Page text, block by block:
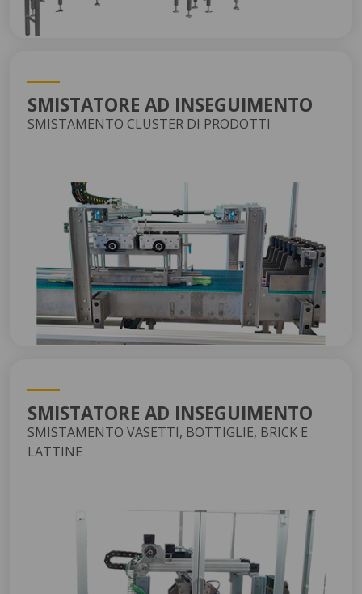
SMISTATORE AD INSEGUIMENTO
SMISTAMENTO CLUSTER DI PRODOTTI
SMISTATORE AD INSEGUIMENTO
SMISTAMENTO VASETTI, BOTTIGLIE, BRICK E
LATTINE